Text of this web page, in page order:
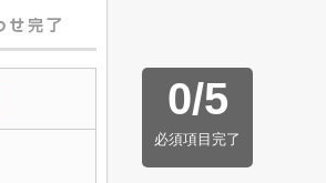
0/5
必須項目完了